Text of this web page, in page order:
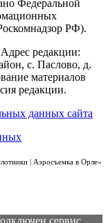
Федеральной
РФ).
редакции:
с. Паслово, д.
материалов
редакции.
данных сайта
| Аэросъемка в Орле»
сервис